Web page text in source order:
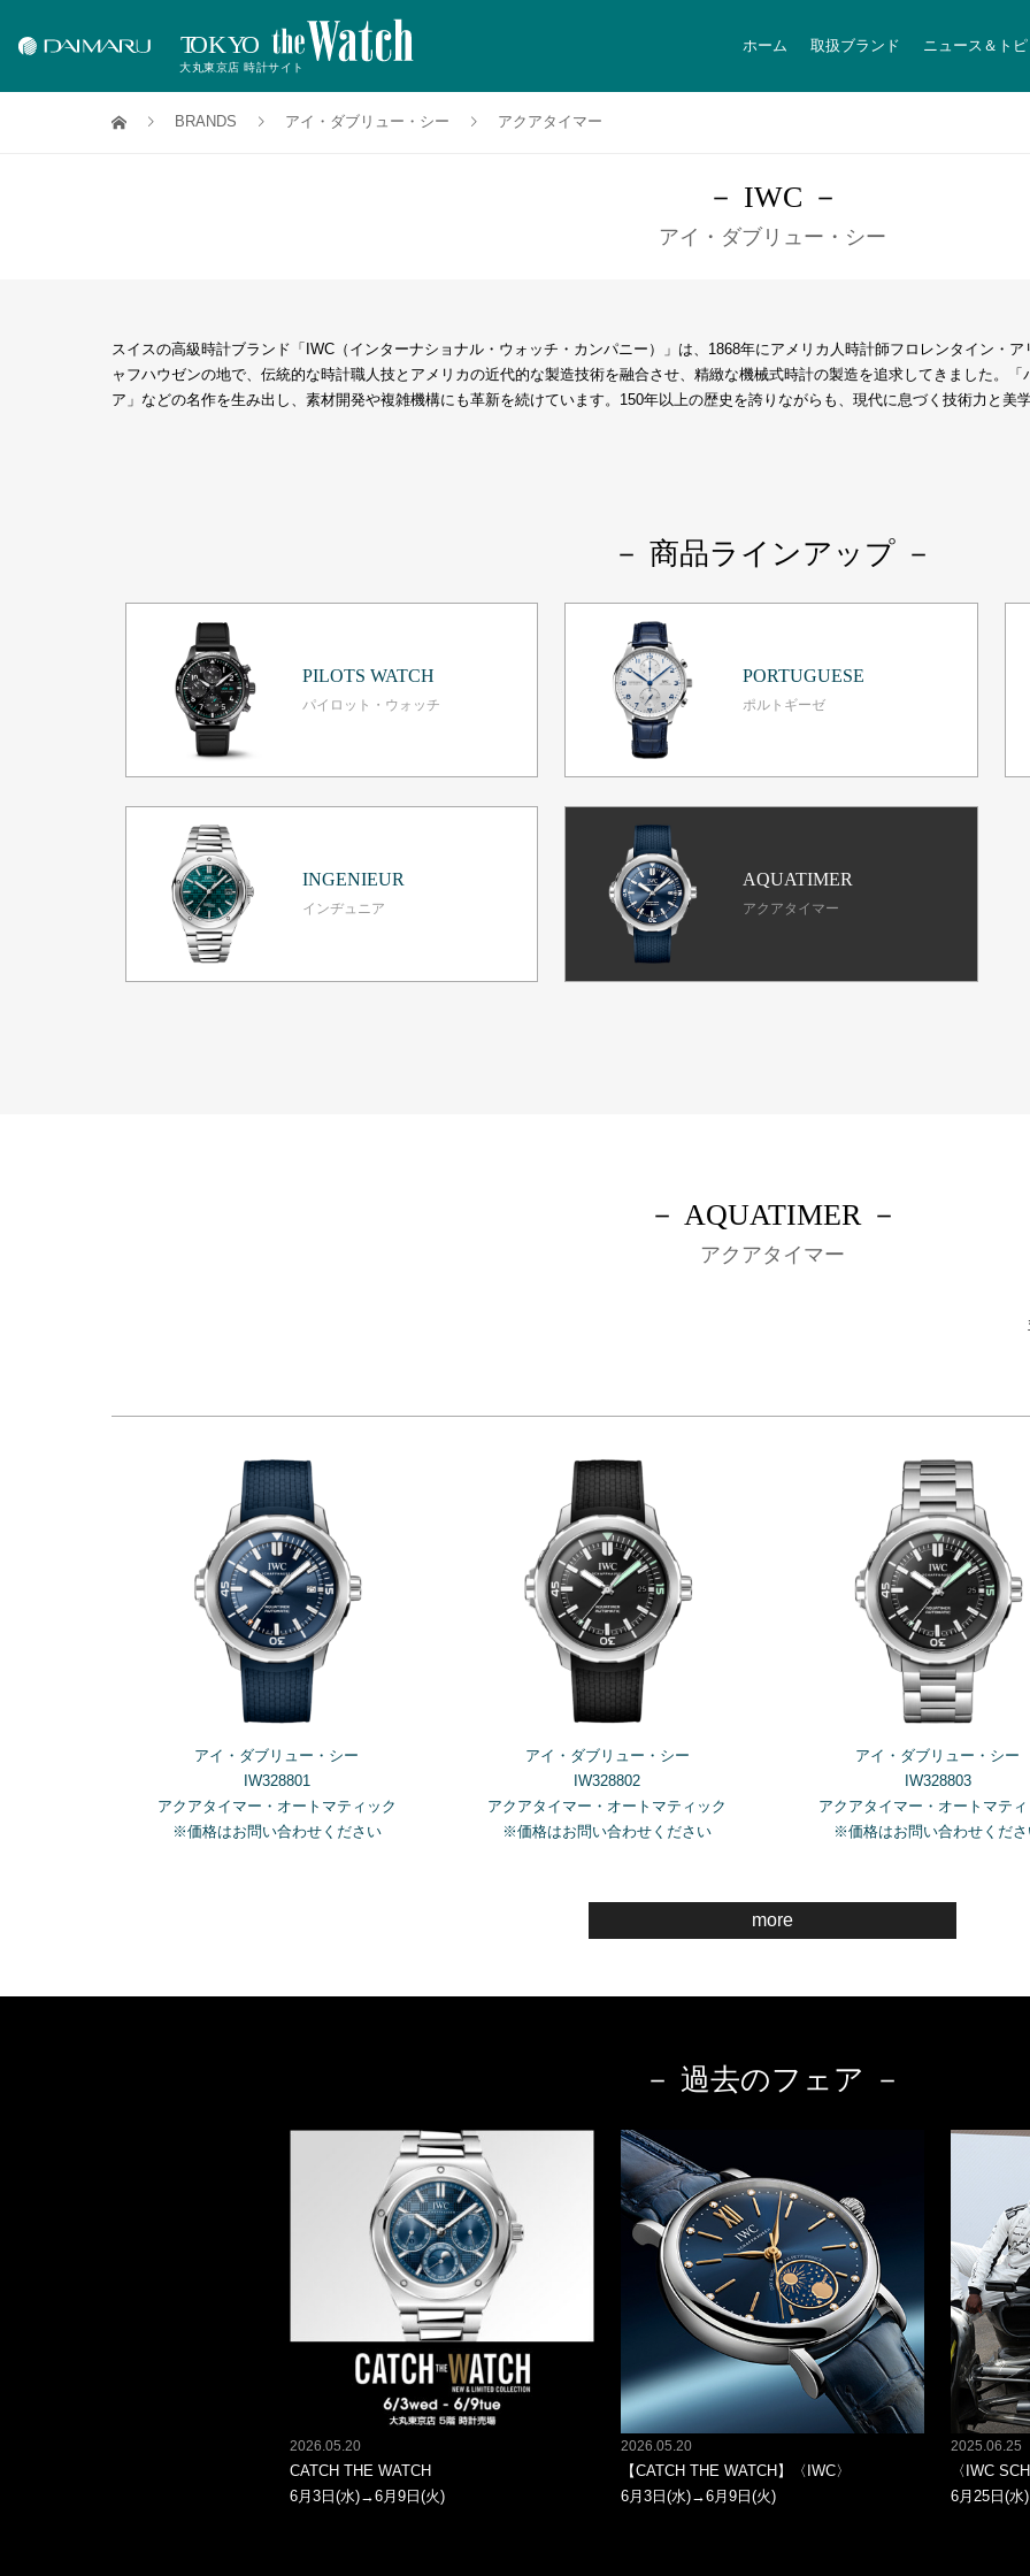
ホーム 取扱ブランド ニュース＆ト
BRANDS アイ・ダブリュー・シー アクアタイマー
－ IWC －
アイ・ダブリュー・シー
スイスの高級時計ブランド「IWC（インターナショナル・ウォッチ・カンパニー）」は、1868年にアメリカ人時計師フロレンタイン・
ャフハウゼンの地で、伝統的な時計職人技とアメリカの近代的な製造技術を融合させ、精緻な機械式時計の製造を追求してきました。
ア」などの名作を生み出し、素材開発や複雑機構にも革新を続けています。150年以上の歴史を誇りながらも、現代に息づく技術力と美
－ 商品ラインアップ －
PILOTS WATCH
パイロット・ウォッチ
PORTUGUESE
ポルトギーゼ
INGENIEUR
インヂュニア
AQUATIMER
アクアタイマー
－ AQUATIMER －
アクアタイマー
アイ・ダブリュー・シー
IW328801
アクアタイマー・オートマティック
※価格はお問い合わせください
アイ・ダブリュー・シー
IW328802
アクアタイマー・オートマティック
※価格はお問い合わせください
アイ・ダブリュー・シー
IW328803
アクアタイマー・オートマテ
※価格はお問い合わせくださ
more
－ 過去のフェア －
2026.05.20
CATCH THE WATCH
6月3日(水)→6月9日(火)
2026.05.20
【CATCH THE WATCH】〈IWC〉
6月3日(水)→6月9日(火)
2025.06.25
〈IWC
6月25日(